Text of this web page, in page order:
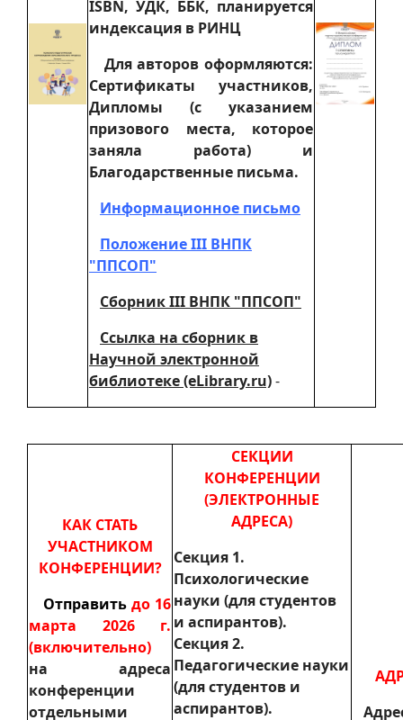
ISBN, УДК, ББК, планируется
индексация в РИНЦ
Для авторов оформляются:
Сертификаты участников,
Дипломы (с указанием
призового места, которое
заняла работа) и
Благодарственные письма.
Информационное письмо
Положение III ВНПК
"ППСОП"
Сборник III ВНПК "ППСОП"
Ссылка на сборник в
Научной электронной
библиотеке (eLibrary.ru)-
КАК СТАТЬ
УЧАСТНИКОМ
КОНФЕРЕНЦИИ?
Отправитьдо 16
марта 2026 г.
(включительно)
на адреса
конференции
отдельными
СЕКЦИИ
КОНФЕРЕНЦИИ
(ЭЛЕКТРОННЫЕ
АДРЕСА)
Секция 1.
Психологические
науки (для студентов
и аспирантов).
Секция 2.
Педагогические науки
(для студентов и
аспирантов).